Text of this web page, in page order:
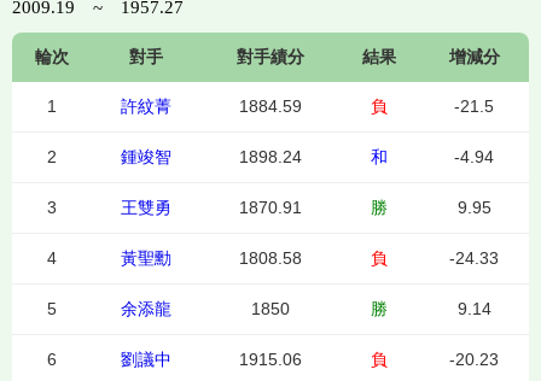
2009.19 ~ 1957.27
輪次 對手 對手績分 結果 增減分
1 許紋菁 1884.59 負 -21.5
2 鍾竣智 1898.24 和 -4.94
3 王雙勇 1870.91 勝 9.95
4 黃聖勳 1808.58 負 -24.33
5 余添龍 1850 勝 9.14
6 劉議中 1915.06 負 -20.23